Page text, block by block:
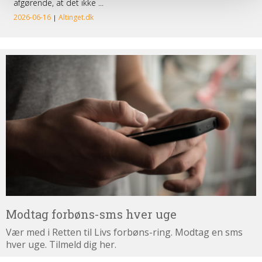
uge
Modtag forbøns-sms hver uge
Vær med i Retten til Livs forbøns-ring. Modtag en sms
hver uge. Tilmeld dig her.